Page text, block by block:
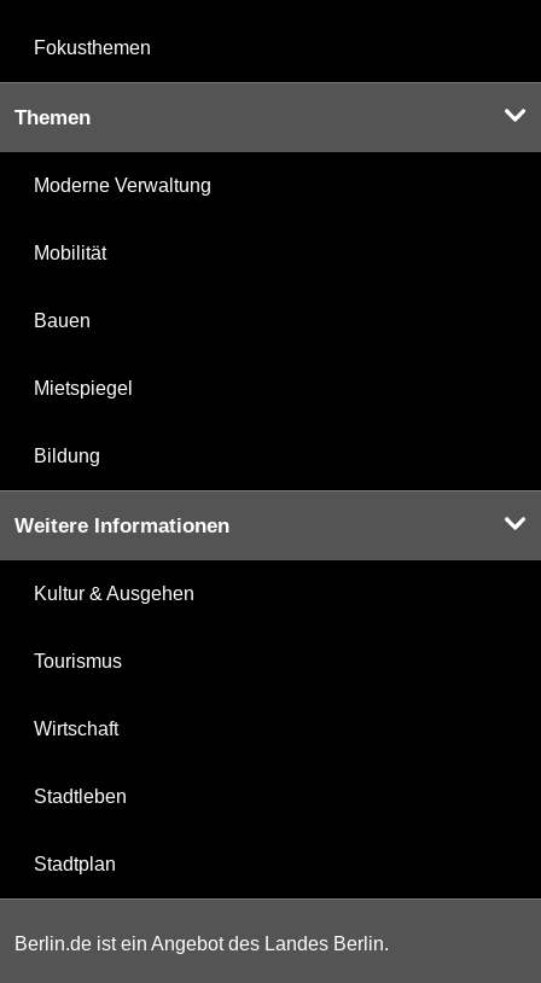
Fokusthemen
Themen
Moderne Verwaltung
Mobilität
Bauen
Mietspiegel
Bildung
Weitere Informationen
Kultur & Ausgehen
Tourismus
Wirtschaft
Stadtleben
Stadtplan
Berlin.de ist ein Angebot des Landes Berlin.